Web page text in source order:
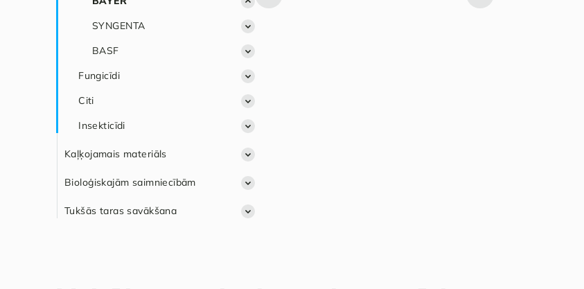
NUFARM
CORTEVA
SYNGENTA
BASF
Fungicīdi
Basf
NUFARM
ADAMA
INNVIGO
Citi
BAYER
SYNGENTA
ADAMA
Insekticīdi
BAYER
NUFARM
Kaļķojamais materiāls
Nordkalk
Polkalk
Bioloģiskajām saimniecībām
Tukšās taras savākšana